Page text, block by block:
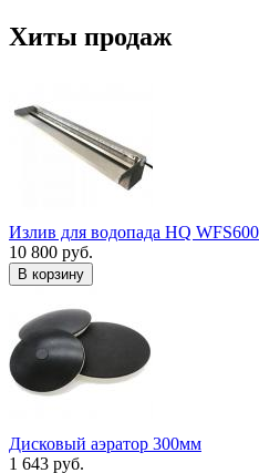
Хиты продаж
Излив для водопада HQ WFS600
10 800 руб.
В корзину
Дисковый аэратор 300мм
1 643 руб.